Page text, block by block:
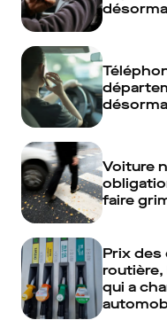
Voiture
faire
Prix
qui a